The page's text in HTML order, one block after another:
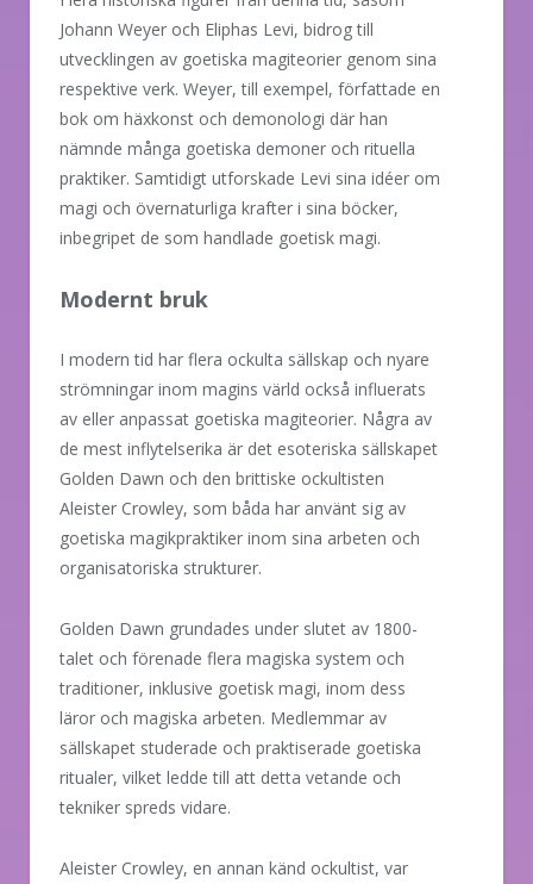
Johann Weyer och Eliphas Levi, bidrog till
utvecklingen av goetiska magiteorier genom sina
respektive verk. Weyer, till exempel, författade en
bok om häxkonst och demonologi där han
nämnde många goetiska demoner och rituella
praktiker. Samtidigt utforskade Levi sina idéer om
magi och övernaturliga krafter i sina böcker,
inbegripet de som handlade goetisk magi.
Modernt bruk
I modern tid har flera ockulta sällskap och nyare
strömningar inom magins värld också influerats
av eller anpassat goetiska magiteorier. Några av
de mest inflytelserika är det esoteriska sällskapet
Golden Dawn och den brittiske ockultisten
Aleister Crowley, som båda har använt sig av
goetiska magikpraktiker inom sina arbeten och
organisatoriska strukturer.
Golden Dawn grundades under slutet av 1800-
talet och förenade flera magiska system och
traditioner, inklusive goetisk magi, inom dess
läror och magiska arbeten. Medlemmar av
sällskapet studerade och praktiserade goetiska
ritualer, vilket ledde till att detta vetande och
tekniker spreds vidare.
Aleister Crowley, en annan känd ockultist, var